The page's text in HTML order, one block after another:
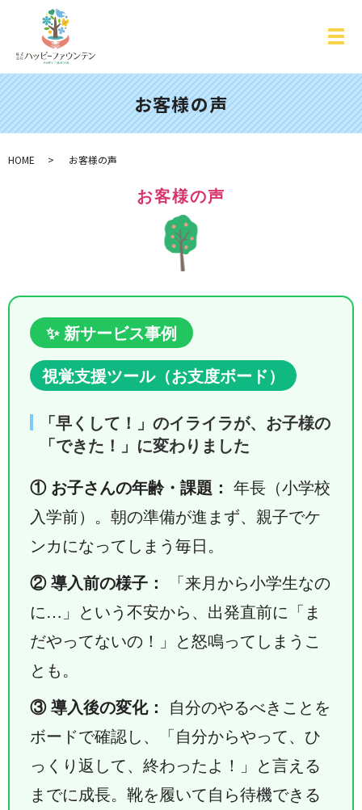
お客様の声
HOME お客様の声
お客様の声
✨ 新サービス事例
視覚支援ツール（お支度ボード）
「早くして！」のイライラが、お子様の
「できた！」に変わりました
① お子さんの年齢・課題： 年長（小学校
入学前）。朝の準備が進まず、親子でケ
ンカになってしまう毎日。
② 導入前の様子：
「来月から小学生なの
に…」という不安から、出発直前に「ま
だやってないの！」と怒鳴ってしまうこ
とも。
③ 導入後の変化： 自分のやるべきことを
ボードで確認し、「自分からやって、ひ
っくり返して、終わったよ！」と言える
までに成長。靴を履いて自ら待機できる